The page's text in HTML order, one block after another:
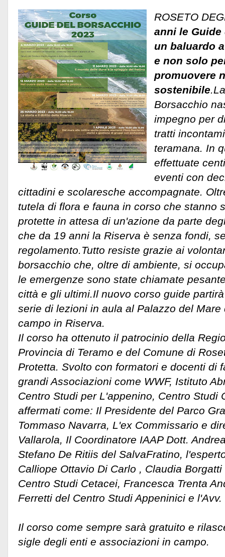
ROSETO
anni le
un baluardo
e non solo
promuovere
sostenibile
Borsacchio
impegno per
tratti
teramana. In
effettuate
eventi con
cittadini e scolaresche accompagnate.
tutela di flora e fauna in corso che stanno
protette in attesa di un'azione da parte
che da 19 anni la Riserva è senza fondi,
regolamento.Tutto resiste grazie ai
borsacchio che, oltre di ambiente, si
le emergenze sono state chiamate
città e gli ultimi. Il nuovo corso guide
serie di lezioni in aula al Palazzo del
campo in Riserva.
Il corso ha ottenuto il patrocinio della
Provincia di Teramo e del Comune di
Protetta. Svolto con formatori e docenti di
grandi Associazioni come WWF, Istituto
Centro Studi per L'appenino, Centro Studi
affermati come: Il Presidente del Parco
Tommaso Navarra, L'ex Commissario e
Vallarola, Il Coordinatore IAAP Dott.
Stefano De Ritiis del SalvaFratino,
Calliope Ottavio Di Carlo , Claudia
Centro Studi Cetacei, Francesca Trenta
Ferretti del Centro Studi Appeninici e
Il corso come sempre sarà gratuito e
sigle degli enti e associazioni in campo.